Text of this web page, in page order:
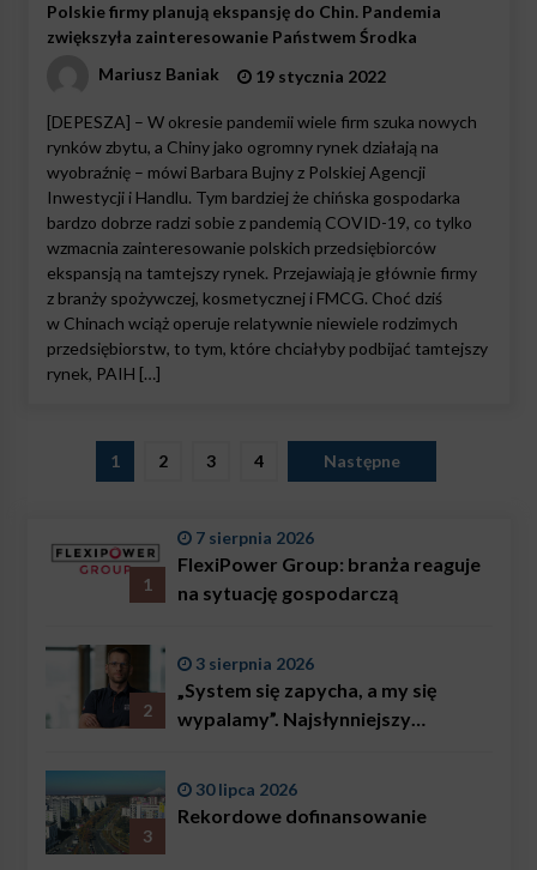
Polskie firmy planują ekspansję do Chin. Pandemia
zwiększyła zainteresowanie Państwem Środka
Mariusz Baniak
19 stycznia 2022
[DEPESZA] – W okresie pandemii wiele firm szuka nowych
rynków zbytu, a Chiny jako ogromny rynek działają na
wyobraźnię – mówi Barbara Bujny z Polskiej Agencji
Inwestycji i Handlu. Tym bardziej że chińska gospodarka
bardzo dobrze radzi sobie z pandemią COVID-19, co tylko
wzmacnia zainteresowanie polskich przedsiębiorców
ekspansją na tamtejszy rynek. Przejawiają je głównie firmy
z branży spożywczej, kosmetycznej i FMCG. Choć dziś
w Chinach wciąż operuje relatywnie niewiele rodzimych
przedsiębiorstw, to tym, które chciałyby podbijać tamtejszy
rynek, PAIH […]
Stronicowanie
1 2 3 4 Następne
1
7 sierpnia 2026
FlexiPower Group: branża reaguje
na sytuację gospodarczą
2
3 sierpnia 2026
„System się zapycha, a my się
wypalamy”. Najsłynniejszy
problemem są nie tylko choroby
3
30 lipca 2026
Rekordowe dofinansowanie